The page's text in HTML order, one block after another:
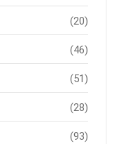
(20)
(46)
(51)
(28)
(93)